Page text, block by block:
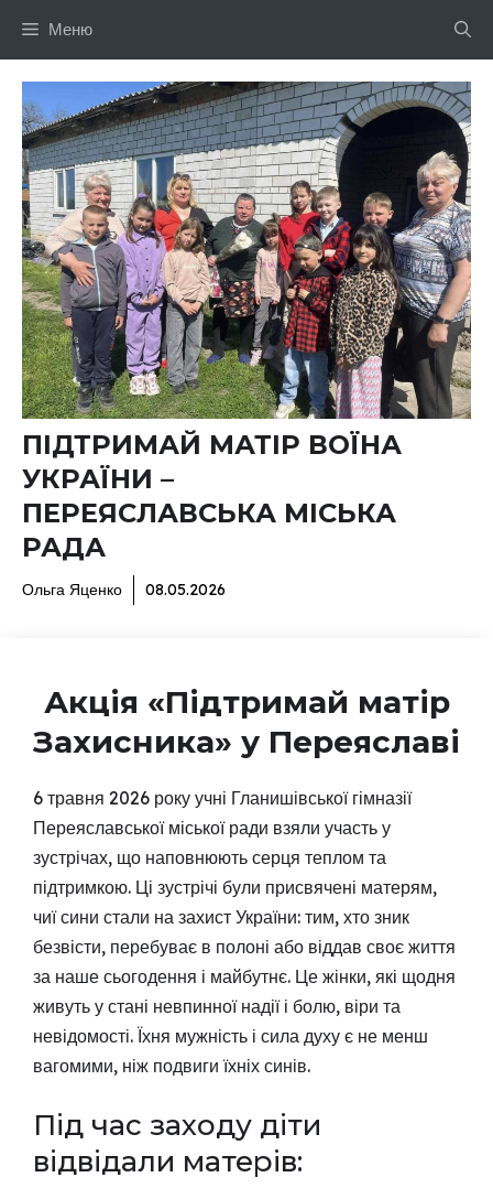
Меню
ПІДТРИМАЙ МАТІР ВОЇНА
УКРАЇНИ –
ПЕРЕЯСЛАВСЬКА МІСЬКА
РАДА
Ольга Яценко 08.05.2026
Акція «Підтримай матір
Захисника» у Переяславі
6 травня 2026 року учні Гланишівської гімназії
Переяславської міської ради взяли участь у
зустрічах, що наповнюють серця теплом та
підтримкою. Ці зустрічі були присвячені матерям,
чиї сини стали на захист України: тим, хто зник
безвісти, перебуває в полоні або віддав своє життя
за наше сьогодення і майбутнє. Це жінки, які щодня
живуть у стані невпинної надії і болю, віри та
невідомості. Їхня мужність і сила духу є не менш
вагомими, ніж подвиги їхніх синів.
Під час заходу діти
відвідали матерів: